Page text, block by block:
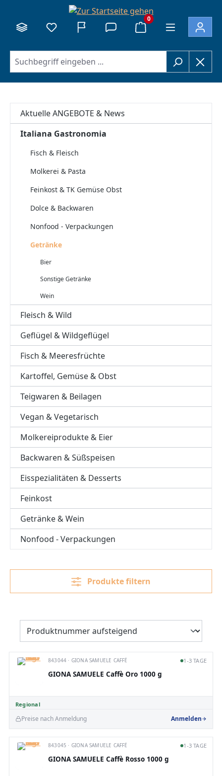
0
Aktuelle ANGEBOTE & News
Italiana Gastronomia
Fisch & Fleisch
Molkerei & Pasta
Feinkost & TK Gemüse Obst
Dolce & Backwaren
Nonfood - Verpackungen
Getränke
Bier
Sonstige Getränke
Wein
Fleisch & Wild
Geflügel & Wildgeflügel
Fisch & Meeresfrüchte
Kartoffel, Gemüse & Obst
Teigwaren & Beilagen
Vegan & Vegetarisch
Molkereiprodukte & Eier
Backwaren & Süßspeisen
Eisspezialitäten & Desserts
Feinkost
Getränke & Wein
Nonfood - Verpackungen
Produkte filtern
Regional
843044 · GIONA SAMUELE CAFFÈ 1-3 TAGE
GIONA SAMUELE Caffè Oro 1000 g
Preise nach Anmeldung Anmelden
843045 · GIONA SAMUELE CAFFÈ 1-3 TAGE
GIONA SAMUELE Caffè Rosso 1000 g